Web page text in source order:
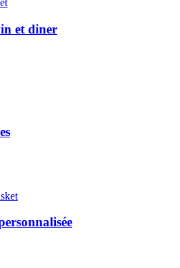
et diner